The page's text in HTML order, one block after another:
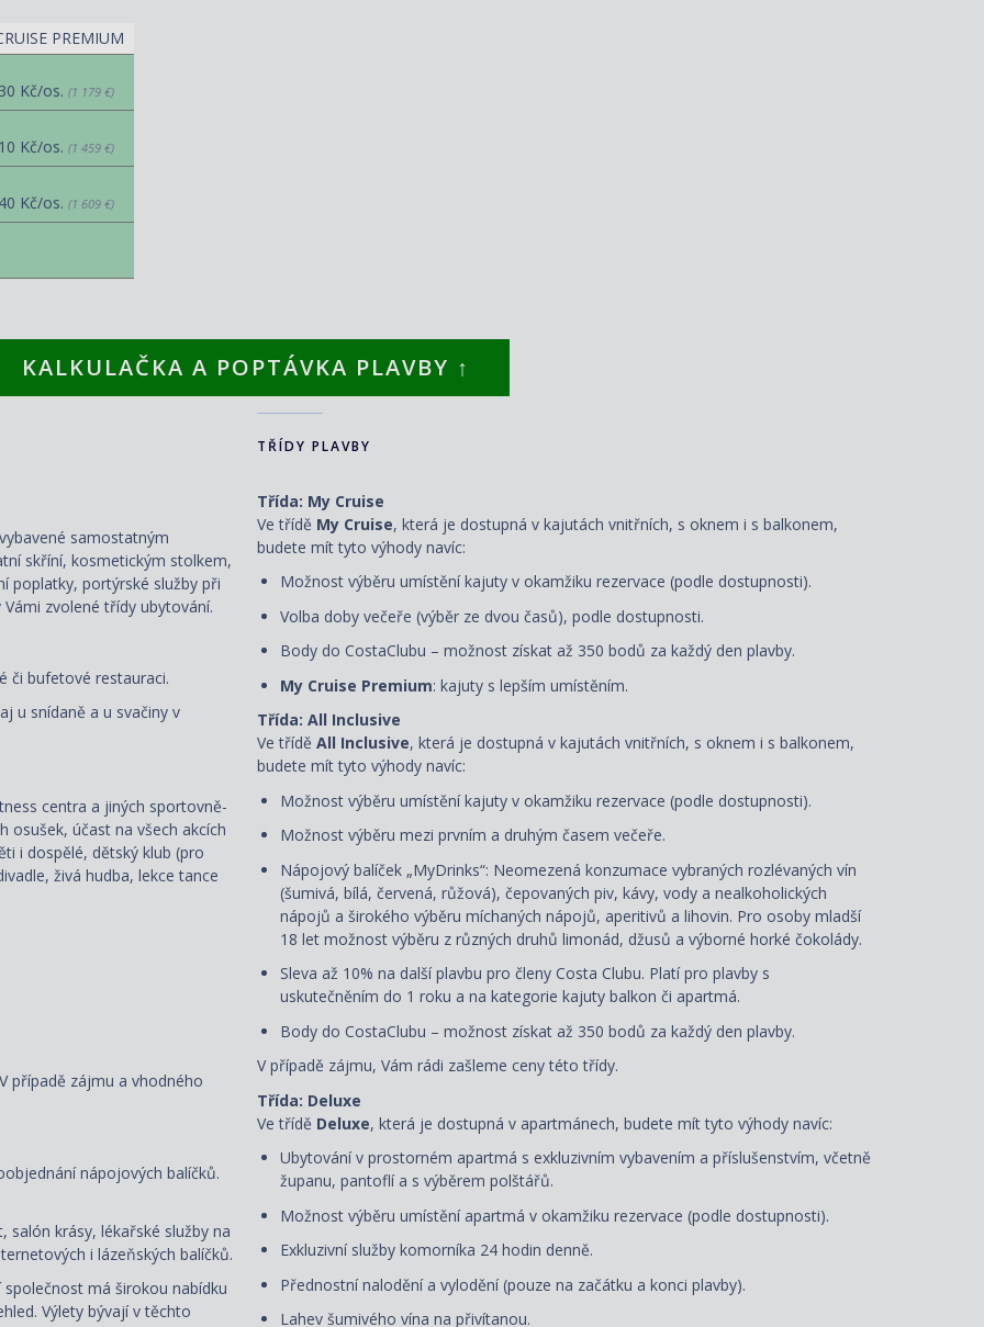
PREMIUM
Kč/os. (1 179 €)
Kč/os. (1 459 €)
Kč/os. (1 609 €)
KALKULAČKA A POPTÁVKA PLAVBY ↑
samostatným
skříní, kosmetickým stolkem,
poplatky, portýrské služby při
Vámi zvolené třídy ubytování.
či bufetové restauraci.
u snídaně a u svačiny v
centra a jiných sportovně-
osušek, účast na všech akcích
i dospělé, dětský klub (pro
živá hudba, lekce tance
případě zájmu a vhodného
nápojových balíčků.
krásy, lékařské služby na
i lázeňských balíčků.
má širokou nabídku
Výlety bývají v těchto
TŘÍDY PLAVBY
Třída: My Cruise
Ve třídě My Cruise, která je dostupná v kajutách vnitřních, s oknem i s balkonem,
budete mít tyto výhody navíc:
Možnost výběru umístění kajuty v okamžiku rezervace (podle dostupnosti).
Volba doby večeře (výběr ze dvou časů), podle dostupnosti.
Body do CostaClubu – možnost získat až 350 bodů za každý den plavby.
My Cruise Premium: kajuty s lepším umístěním.
Třída: All Inclusive
Ve třídě All Inclusive, která je dostupná v kajutách vnitřních, s oknem i s balkonem,
budete mít tyto výhody navíc:
Možnost výběru umístění kajuty v okamžiku rezervace (podle dostupnosti).
Možnost výběru mezi prvním a druhým časem večeře.
Nápojový balíček „MyDrinks“: Neomezená konzumace vybraných rozlévaných vín
(šumivá, bílá, červená, růžová), čepovaných piv, kávy, vody a nealkoholických
nápojů a širokého výběru míchaných nápojů, aperitivů a lihovin. Pro osoby mladší
18 let možnost výběru z různých druhů limonád, džusů a výborné horké čokolády.
Sleva až 10% na další plavbu pro členy Costa Clubu. Platí pro plavby s
uskutečněním do 1 roku a na kategorie kajuty balkon či apartmá.
Body do CostaClubu – možnost získat až 350 bodů za každý den plavby.
V případě zájmu, Vám rádi zašleme ceny této třídy.
Třída: Deluxe
Ve třídě Deluxe, která je dostupná v apartmánech, budete mít tyto výhody navíc:
Ubytování v prostorném apartmá s exkluzivním vybavením a příslušenstvím, včetně
županu, pantoflí a s výběrem polštářů.
Možnost výběru umístění apartmá v okamžiku rezervace (podle dostupnosti).
Exkluzivní služby komorníka 24 hodin denně.
Přednostní nalodění a vylodění (pouze na začátku a konci plavby).
Lahev šumivého vína na přivítanou.